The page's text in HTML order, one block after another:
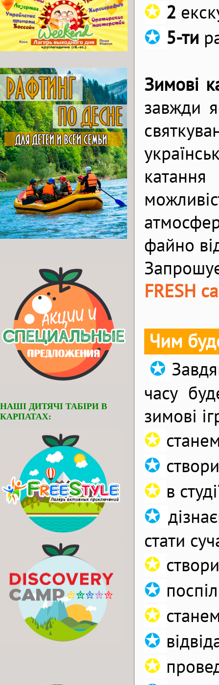
НАШІ ДИТЯЧІ ТАБІРИ В
КАРПАТАХ:
✪ 2
✪ 5-ти
Зимові
завжди
файно
FRESH
Чим
✪
часу
зимові
✪
✪
✪ в
✪
стати
✪
✪
✪
✪
✪